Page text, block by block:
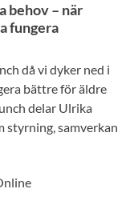
behov – när
fungera
då vi dyker ned i
bättre för äldre
delar Ulrika
styrning, samverkan